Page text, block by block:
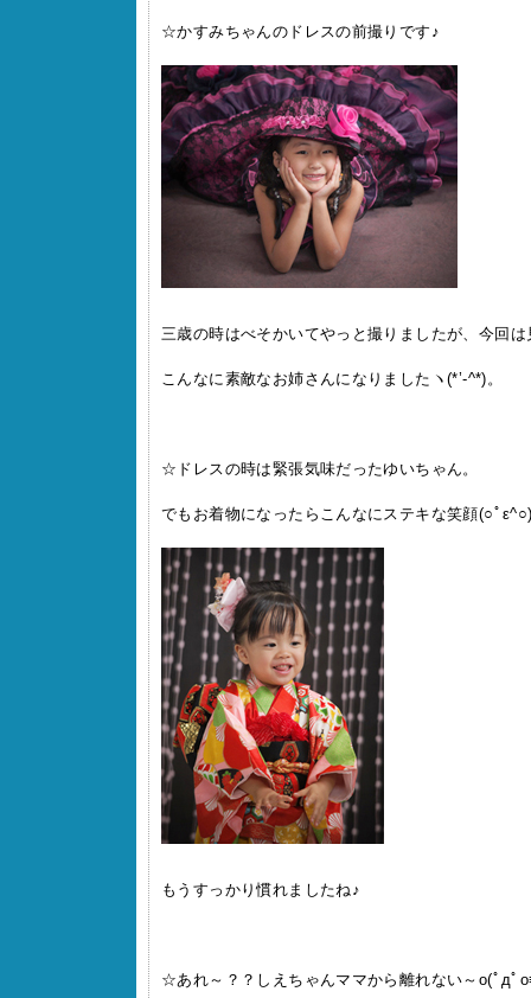
☆かすみちゃんのドレスの前撮りです♪
三歳の時はべそかいてやっと撮りましたが、今回
こんなに素敵なお姉さんになりましたヽ(*’-^*)。
☆ドレスの時は緊張気味だったゆいちゃん。
でもお着物になったらこんなにステキな笑顔(○ﾟ
もうすっかり慣れましたね♪
☆あれ～？？しえちゃんママから離れない～o(ﾟдﾟ